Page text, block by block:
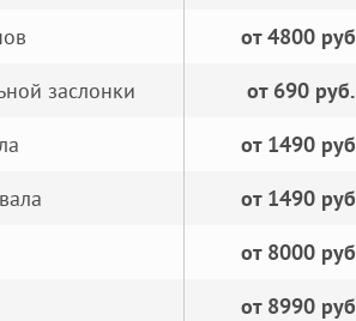
от 4800
заслонки
от 690 руб.
от 1490
от 1490
от 8000
от 8990